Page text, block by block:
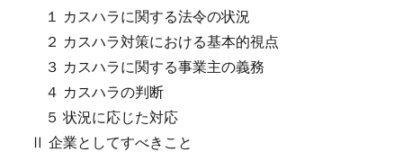
１ カスハラに関する法令の状況
２ カスハラ対策における基本的視点
３ カスハラに関する事業主の義務
４ カスハラの判断
５ 状況に応じた対応
Ⅱ 企業としてすべきこと